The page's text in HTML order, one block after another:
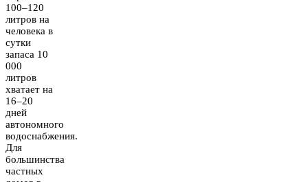
100–120
литров на
человека в
сутки
запаса 10
000
литров
хватает на
16–20
дней
автономного
водоснабжения.
Для
большинства
частных